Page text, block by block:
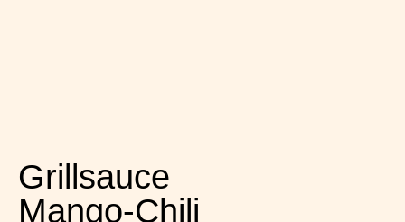
Grillsauce
Mango-Chili